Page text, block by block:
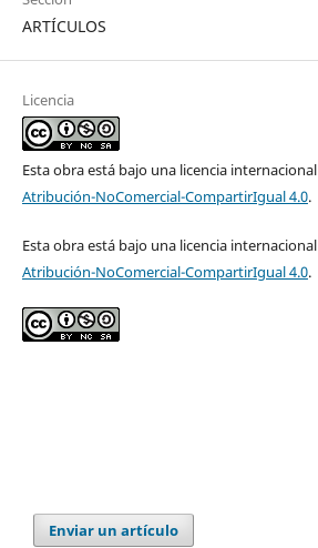
ARTÍCULOS
Licencia
Esta obra está bajo una licencia internacional
Atribución-NoComercial-CompartirIgual 4.0.
Esta obra está bajo una licencia internacional
Atribución-NoComercial-CompartirIgual 4.0.
Enviar un artículo